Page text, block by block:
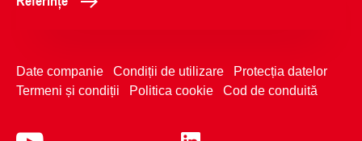
Date companie Condiții de utilizare
Protecția datelor
Termeni și condiții
Politica cookie Cod de conduită